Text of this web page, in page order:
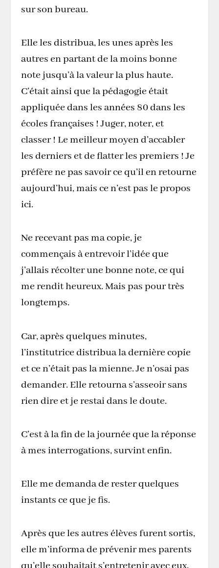
sur son bureau.
Elle les distribua, les unes après les
autres en partant de la moins bonne
note jusqu’à la valeur la plus haute.
C’était ainsi que la pédagogie était
appliquée dans les années 80 dans les
écoles françaises ! Juger, noter, et
classer ! Le meilleur moyen d’accabler
les derniers et de flatter les premiers ! Je
préfère ne pas savoir ce qu’il en retourne
aujourd’hui, mais ce n’est pas le propos
ici.
Ne recevant pas ma copie, je
commençais à entrevoir l’idée que
j’allais récolter une bonne note, ce qui
me rendit heureux. Mais pas pour très
longtemps.
Car, après quelques minutes,
l’institutrice distribua la dernière copie
et ce n’était pas la mienne. Je n’osai pas
demander. Elle retourna s’asseoir sans
rien dire et je restai dans le doute.
C’est à la fin de la journée que la réponse
à mes interrogations, survint enfin.
Elle me demanda de rester quelques
instants ce que je fis.
Après que les autres élèves furent sortis,
elle m’informa de prévenir mes parents